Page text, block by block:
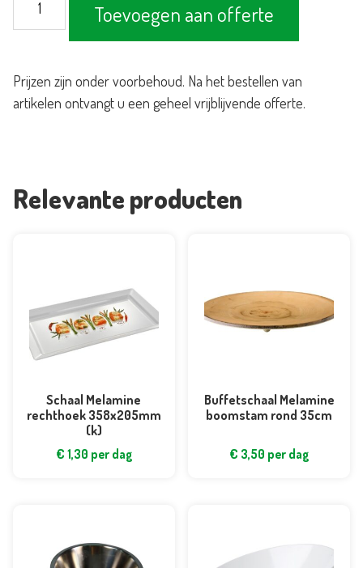
Melamine
42x42cm
aantal
Toevoegen aan offerte
Prijzen zijn onder voorbehoud. Na het bestellen van
artikelen ontvangt u een geheel vrijblijvende offerte.
Relevante producten
Schaal Melamine
rechthoek 358x205mm
(k)
€ 1,30 per dag
Buffetschaal Melamine
boomstam rond 35cm
€ 3,50 per dag